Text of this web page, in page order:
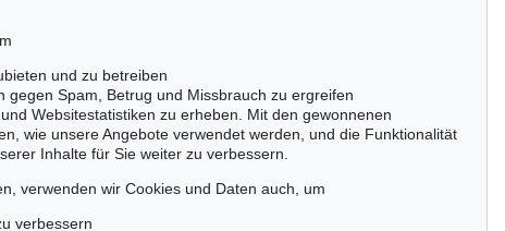
Auktion 525 - Lot 250
EMIL NOLDE
, 1919
Ergebnis:€ 685.000
Auktion 545 - Lot 38
EMIL NOLDE
Palmen
, 1915
Ergebnis:€ 635.000
und zu betreiben
gegen Spam, Betrug und Missbrauch zu ergreifen
Websitestatistiken zu erheben. Mit den gewonnenen
wie unsere Angebote verwendet werden, und die Funktionalität
Inhalte für Sie weiter zu verbessern.
verwenden wir Cookies und Daten auch, um
verbessern